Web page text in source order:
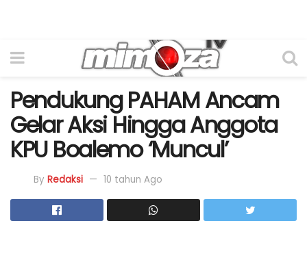
Pendukung PAHAM Ancam
Gelar Aksi Hingga Anggota
KPU Boalemo ‘Muncul’
By Redaksi 10 tahun Ago